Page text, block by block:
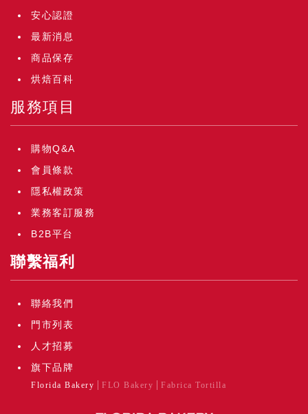
安心認證
最新消息
商品保存
烘焙百科
服務項目
購物Q&A
會員條款
隱私權政策
業務客訂服務
B2B平台
聯繫福利
聯絡我們
門市列表
人才招募
旗下品牌
Florida Bakery FLO Bakery Fabrica Tortilla